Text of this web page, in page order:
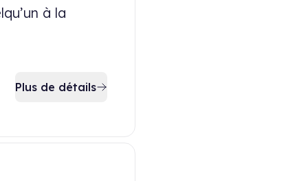
à la
Plus de détails